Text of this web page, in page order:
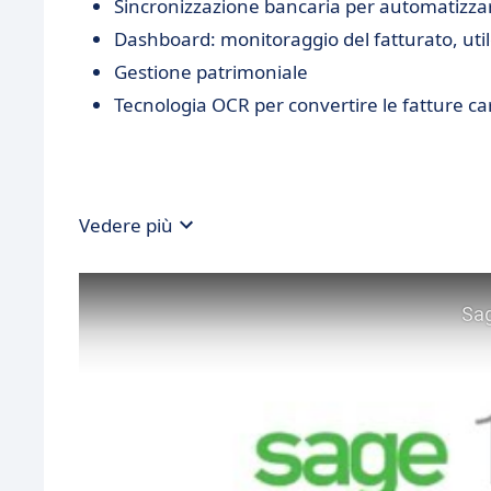
Sincronizzazione bancaria per
Dashboard: monitoraggio del fatturato,
Gestione patrimoniale
Tecnologia OCR per convertire le fatture
Vedere più